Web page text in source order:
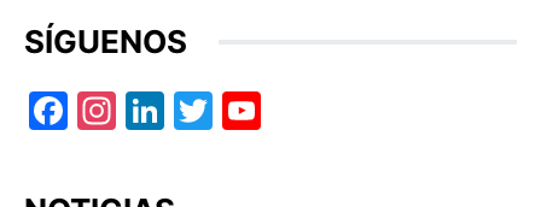
SÍGUENOS
Facebook
Instagram
LinkedIn
Twitter